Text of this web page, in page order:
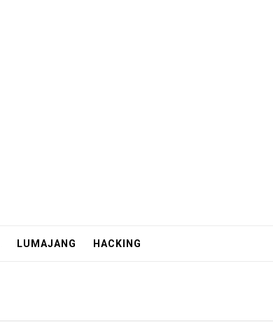
LUMAJANG HACKING